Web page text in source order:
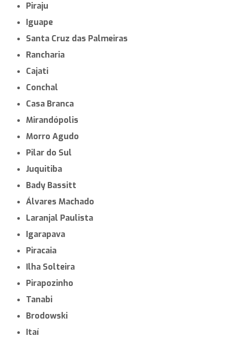
Piraju
Iguape
Santa Cruz das Palmeiras
Rancharia
Cajati
Conchal
Casa Branca
Mirandópolis
Morro Agudo
Pilar do Sul
Juquitiba
Bady Bassitt
Álvares Machado
Laranjal Paulista
Igarapava
Piracaia
Ilha Solteira
Pirapozinho
Tanabi
Brodowski
Itaí